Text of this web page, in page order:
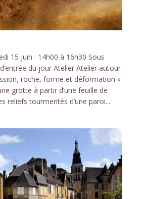
15 juin : 14h00 à 16h30 Sous
du jour Atelier Atelier autour
roche, forme et déformation »
grotte à partir d’une feuille de
reliefs tourmentés d’une paroi...